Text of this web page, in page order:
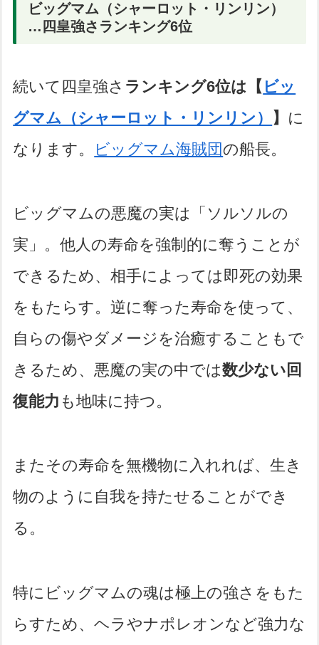
ビッグマム（シャーロット・リンリン）
…四皇強さランキング6位
続いて四皇強さ ランキング6位は【 ビッ
グマム（シャーロット・リンリン）
】 に
なります。
ビッグマム海賊団の船長。
ビッグマムの悪魔の実は「ソルソルの
実」。他人の寿命を強制的に奪うことが
できるため、相手によっては即死の効果
をもたらす。逆に奪った寿命を使って、
自らの傷やダメージを治癒することもで
きるため、悪魔の実の中では数少ない回
復能力 も地味に持つ。
またその寿命を無機物に入れれば、生き
物のように自我を持たせることができ
る。
特にビッグマムの魂は極上の強さをもた
らすため、ヘラやナポレオンなど強力な